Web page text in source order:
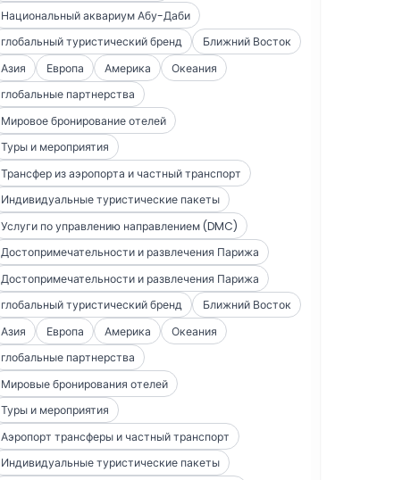
Национальный аквариум Абу-Даби
глобальный туристический бренд
Ближний Восток
Азия
Европа Америка
Океания
глобальные партнерства
Мировое бронирование отелей
Туры и мероприятия
Трансфер из аэропорта и частный транспорт
Индивидуальные туристические пакеты
Услуги по управлению направлением (DMC)
Достопримечательности и развлечения Парижа
Достопримечательности и развлечения Парижа
глобальный туристический бренд
Ближний Восток
Азия
Европа Америка
Океания
глобальные партнерства
Мировые бронирования отелей
Туры и мероприятия
Аэропорт трансферы и частный транспорт
Индивидуальные туристические пакеты